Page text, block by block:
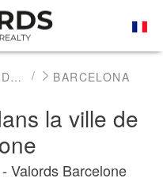
NOS BIENS DE PRESTIGE À LA VENTE BARCELONA
la ville de
Valords Barcelone